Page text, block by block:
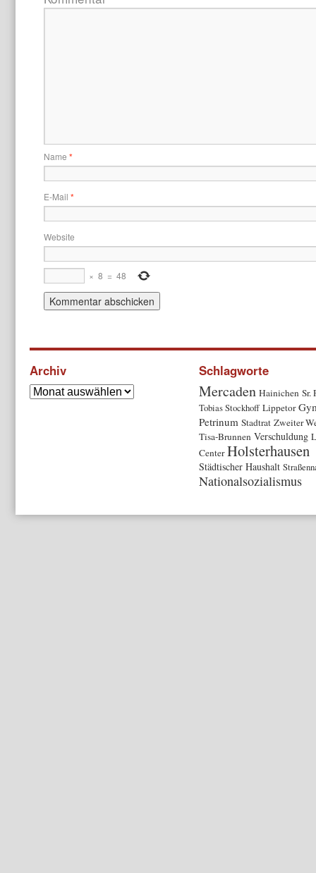
Name *
E-Mail *
Website
× 8 = 48
Archiv Schlagworte
Mercaden Hainichen Sr.
Tobias Stockhoff Lippetor
Petrinum Stadtrat Zweiter
Tisa-Brunnen Verschuldung
Center Holsterhausen
Städtischer Haushalt
Nationalsozialismus